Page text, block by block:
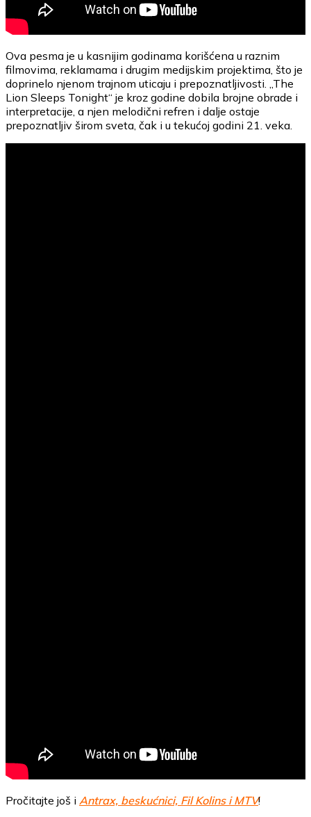
Ova pesma je u kasnijim godinama korišćena u raznim
filmovima, reklamama i drugim medijskim projektima, što je
doprinelo njenom trajnom uticaju i prepoznatljivosti. „The
Lion Sleeps Tonight“ je kroz godine dobila brojne obrade i
interpretacije, a njen melodični refren i dalje ostaje
prepoznatljiv širom sveta, čak i u tekućoj godini 21. veka.
Pročitajte još i Antrax, beskućnici, Fil Kolins i MTV!